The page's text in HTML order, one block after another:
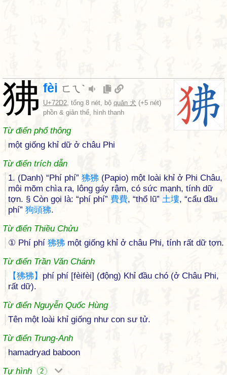
狒 fèi ㄈㄟˋ
U+72D2, tổng 8 nét, bộ quǎn 犬 (+5 nét)
phồn & giản thể, hình thanh
Từ điển phổ thông
một giống khỉ dữ ở châu Phi
Từ điển trích dẫn
1. (Danh) “Phí phí” 狒狒 (Papio) một loài khỉ ở Phi Châu,
môi mõm chìa ra, lông gáy rậm, có sức mạnh, tính dữ
tợn. § Còn gọi là: “phí phí” 費費, “thổ lũ” 土塿, “cẩu đầu
phí” 狗頭狒.
Từ điển Thiều Chửu
① Phí phí 狒狒 một giống khỉ ở châu Phi, tính rất dữ tợn.
Từ điển Trần Văn Chánh
【狒狒 】 phí phí [fèifèi] (động) Khỉ đầu chó (ở Châu Phi,
rất dữ).
Từ điển Nguyễn Quốc Hùng
Tên một loài khỉ giống như con sư tử.
Từ điển Trung-Anh
hamadryad baboon
Tự hình
2